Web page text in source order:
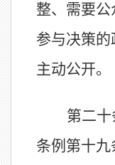
整、需要
参与决策
主动公开。
第二
条例第十